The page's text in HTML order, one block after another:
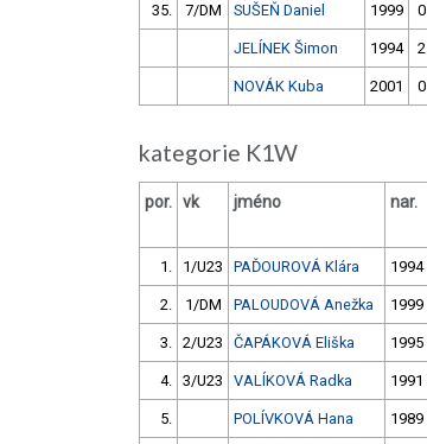
35. 7/DM SUŠEŇ Daniel 1999 0
JELÍNEK Šimon 1994 2
NOVÁK Kuba 2001 0
kategorie K1W
por. vk jméno nar.
1. 1/U23 PAĎOUROVÁ Klára 1994
2. 1/DM PALOUDOVÁ Anežka 1999
3. 2/U23 ČAPÁKOVÁ Eliška 1995
4. 3/U23 VALÍKOVÁ Radka 1991
5. POLÍVKOVÁ Hana 1989